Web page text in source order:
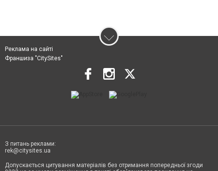
Реклама на сайті
Франшиза "CitySites"
З питань реклами:
rek@citysites.ua
Допускається цитування матеріалів без отримання попередньої згоди